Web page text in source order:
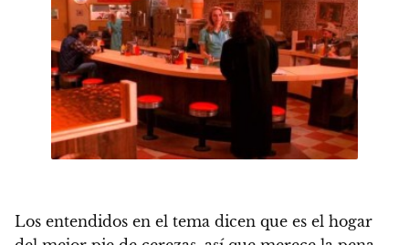
Los entendidos en el tema dicen que es el hogar